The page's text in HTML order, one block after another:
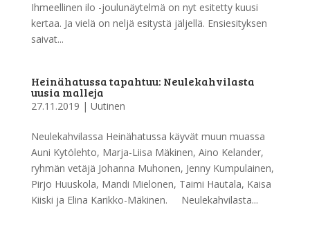
Ihmeellinen ilo -joulunäytelmä on nyt esitetty kuusi
kertaa. Ja vielä on neljä esitystä jäljellä. Ensiesityksen
saivat...
Heinähatussa tapahtuu: Neulekahvilasta
uusia malleja
27.11.2019 | Uutinen
Neulekahvilassa Heinähatussa käyvät muun muassa
Auni Kytölehto, Marja-Liisa Mäkinen, Aino Kelander,
ryhmän vetäjä Johanna Muhonen, Jenny Kumpulainen,
Pirjo Huuskola, Mandi Mielonen, Taimi Hautala, Kaisa
Kiiski ja Elina Karikko-Mäkinen. Neulekahvilasta...